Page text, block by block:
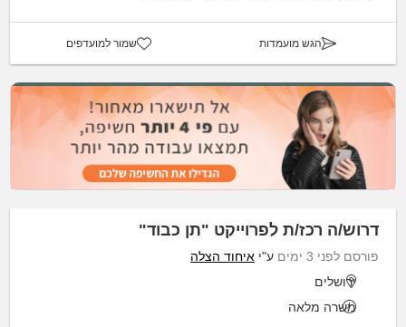
הגש מועמדות שמור למועדפים
דרוש/ה רכז/ת לפרוייקט "תן כבוד"
פורסם לפני 3 ימים ע"י איחוד הצלה
ירושלים
משרה מלאה